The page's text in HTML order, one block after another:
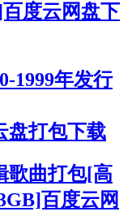
度云网盘下
1999年发行
盘打包下载
歌曲打包[高
百度云网